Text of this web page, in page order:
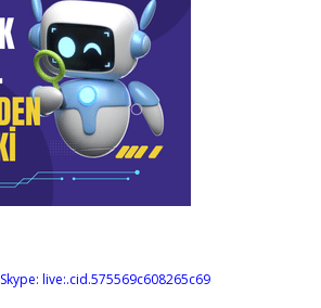
Skype: live:.cid.575569c608265c69